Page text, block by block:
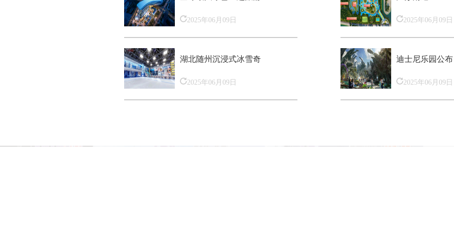
2025年06月09日 2025年06月09日
湖北随州沉浸式冰雪奇
2025年06月09日
迪士尼乐园公
2025年06月09日